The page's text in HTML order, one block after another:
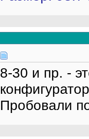
8-30 и пр. -
Пробовали